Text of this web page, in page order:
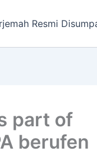
Resmi
part of
berufen